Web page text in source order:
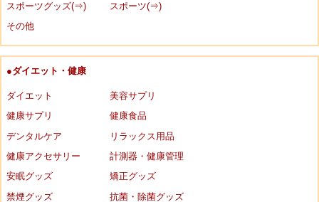
スポーツグッズ(⇒)
スポーツ(⇒)
その他
●ダイエット・健康
ダイエット
美容サプリ
健康サプリ
健康食品
デンタルケア
リラックス用品
健康アクセサリー
計測器・健康管理
安眠グッズ
矯正グッズ
禁煙グッズ
抗菌・除菌グッズ